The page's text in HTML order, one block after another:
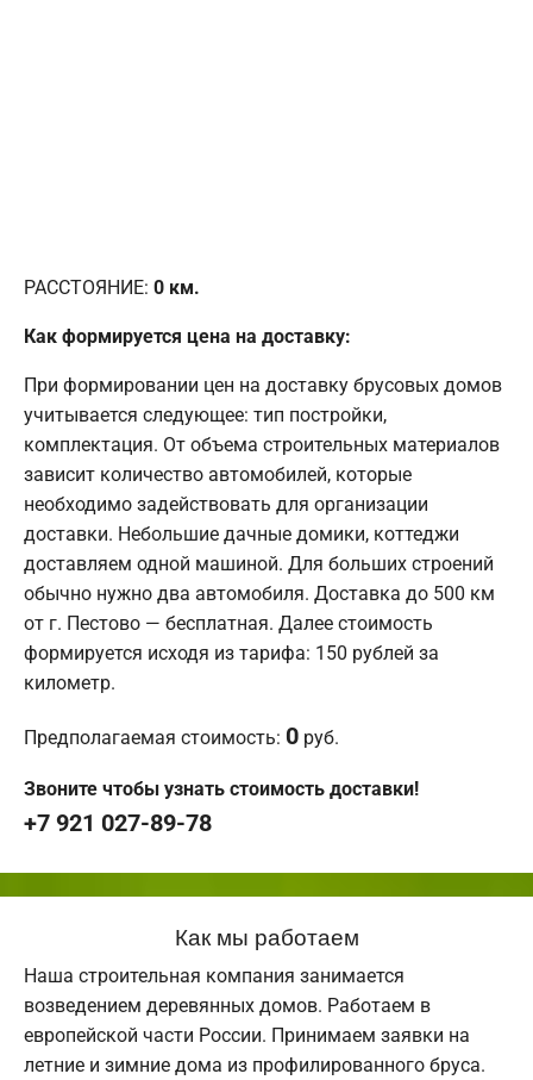
РАССТОЯНИЕ: 0 км.
Как формируется цена на доставку:
При формировании цен на доставку брусовых домов
учитывается следующее: тип постройки,
комплектация. От объема строительных материалов
зависит количество автомобилей, которые
необходимо задействовать для организации
доставки. Небольшие дачные домики, коттеджи
доставляем одной машиной. Для больших строений
обычно нужно два автомобиля. Доставка до 500 км
от г. Пестово — бесплатная. Далее стоимость
формируется исходя из тарифа: 150 рублей за
километр.
Предполагаемая стоимость: 0 руб.
Звоните чтобы узнать стоимость доставки!
+7 921 027-89-78
Как мы работаем
Наша строительная компания занимается
возведением деревянных домов. Работаем в
европейской части России. Принимаем заявки на
летние и зимние дома из профилированного бруса.